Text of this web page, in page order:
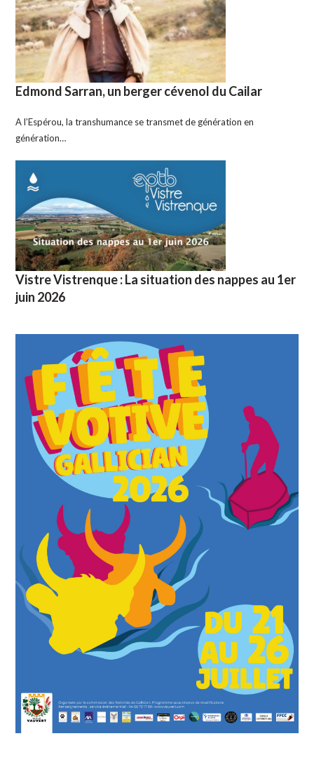
Edmond Sarran, un berger cévenol du Cailar
A l’Espérou, la transhumance se transmet de génération en
génération…
Vistre Vistrenque : La situation des nappes au 1er
juin 2026